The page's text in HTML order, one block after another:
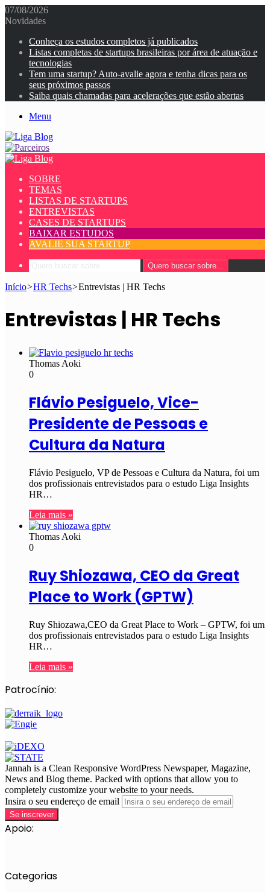
07/08/2026
Novidades
Conheça os estudos completos já publicados
Listas completas de startups brasileiras por área de atuação e
tecnologias
Tem uma startup? Auto-avalie agora e tenha dicas para os
seus próximos passos
Saiba quais chamadas para acelerações que estão abertas
Menu
SOBRE
TEMAS
LISTAS DE STARTUPS
ENTREVISTAS
CASES DE STARTUPS
BAIXAR ESTUDOS
AVALIE SUA STARTUP
Quero buscar sobre...
Início>HR Techs>Entrevistas | HR Techs
Entrevistas | HR Techs
Thomas Aoki
0
Flávio Pesiguelo, Vice-
Presidente de Pessoas e
Cultura da Natura
Flávio Pesiguelo, VP de Pessoas e Cultura da Natura, foi um
dos profissionais entrevistados para o estudo Liga Insights
HR…
Leia mais »
Thomas Aoki
0
Ruy Shiozawa, CEO da Great
Place to Work (GPTW)
Ruy Shiozawa,CEO da Great Place to Work – GPTW, foi um
dos profissionais entrevistados para o estudo Liga Insights
HR…
Leia mais »
Patrocínio:
Jannah is a Clean Responsive WordPress Newspaper, Magazine,
News and Blog theme. Packed with options that allow you to
completely customize your website to your needs.
Insira o seu endereço de email
Apoio:
Categorias